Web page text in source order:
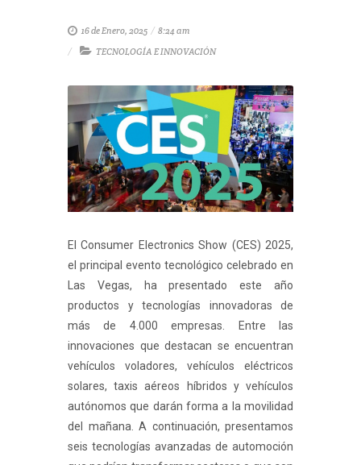
16 de Enero, 2025 / 8:24 am
TECNOLOGÍA E INNOVACIÓN
El Consumer Electronics Show (CES) 2025,
el principal evento tecnológico celebrado en
Las Vegas, ha presentado este año
productos y tecnologías innovadoras de
más de 4.000 empresas. Entre las
innovaciones que destacan se encuentran
vehículos voladores, vehículos eléctricos
solares, taxis aéreos híbridos y vehículos
autónomos que darán forma a la movilidad
del mañana. A continuación, presentamos
seis tecnologías avanzadas de automoción